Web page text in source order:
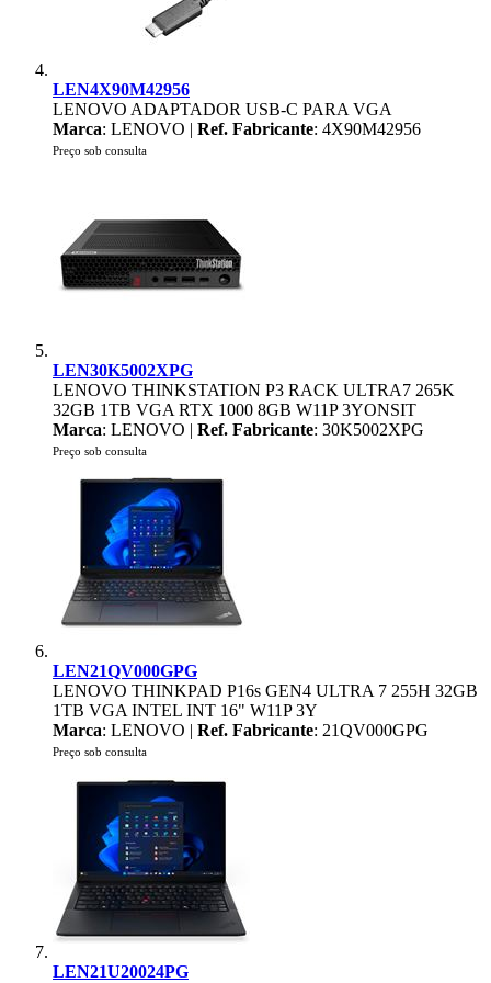
LEN4X90M42956
LENOVO ADAPTADOR USB-C PARA VGA
Marca: LENOVO | Ref. Fabricante: 4X90M42956
Preço sob consulta
LEN30K5002XPG
LENOVO THINKSTATION P3 RACK ULTRA7 265K
32GB 1TB VGA RTX 1000 8GB W11P 3YONSIT
Marca: LENOVO | Ref. Fabricante: 30K5002XPG
Preço sob consulta
LEN21QV000GPG
LENOVO THINKPAD P16s GEN4 ULTRA 7 255H 32GB
1TB VGA INTEL INT 16" W11P 3Y
Marca: LENOVO | Ref. Fabricante: 21QV000GPG
Preço sob consulta
LEN21U20024PG